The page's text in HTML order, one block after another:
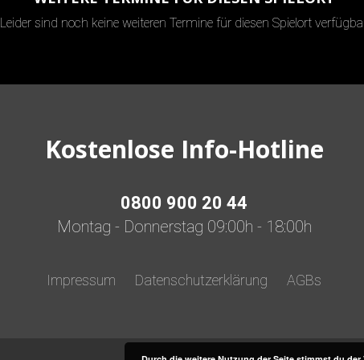
Leider sind noch keine weiteren Termine für diesen Spielort
Kostenlose Info-Hotline
0800 900 20 44
Montag - Donnerstag 09:00h - 18:00h
Impressum Datenschutzerklärung AGBs